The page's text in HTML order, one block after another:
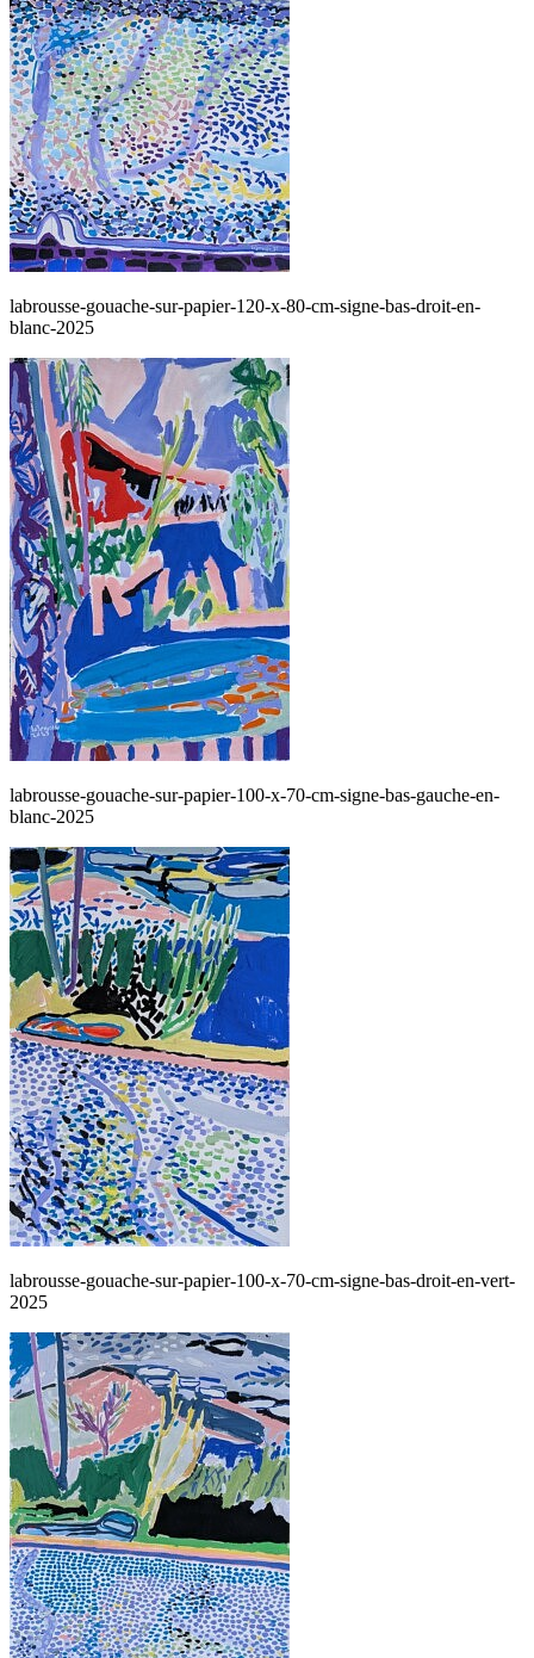
labrousse-gouache-sur-papier-120-x-80-cm-signe-bas-droit-en-
blanc-2025
labrousse-gouache-sur-papier-100-x-70-cm-signe-bas-gauche-en-
blanc-2025
labrousse-gouache-sur-papier-100-x-70-cm-signe-bas-droit-en-vert-
2025